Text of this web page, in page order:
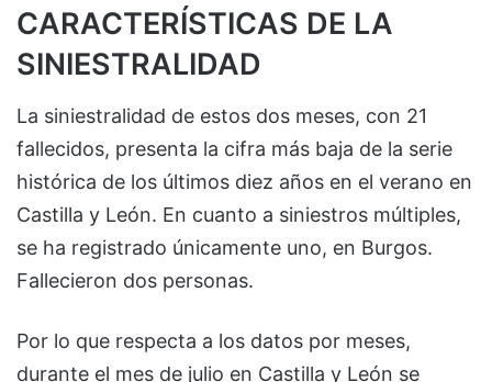
CARACTERÍSTICAS DE LA
SINIESTRALIDAD
La siniestralidad de estos dos meses, con 21
fallecidos, presenta la cifra más baja de la serie
histórica de los últimos diez años en el verano en
Castilla y León. En cuanto a siniestros múltiples,
se ha registrado únicamente uno, en Burgos.
Fallecieron dos personas.
Por lo que respecta a los datos por meses,
durante el mes de julio en Castilla y León se